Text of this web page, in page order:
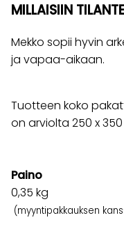
MILLAISIIN
Mekko sopii hyvin
ja vapaa-aikaan.
Tuotteen koko
on arviolta 250 x 350
Paino
0,35 kg
(myyntipakkauksen